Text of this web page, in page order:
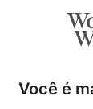
Você é